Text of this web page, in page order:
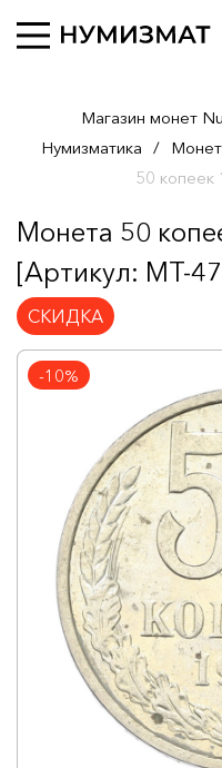
Магазин монет
Нумизматика /
50
Монета 50
[Артикул: MT-
СКИДКА
-10%